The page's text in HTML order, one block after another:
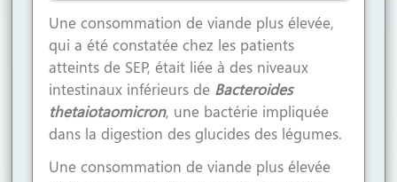
Une consommation de viande plus élevée,
qui a été constatée chez les patients
atteints de SEP, était liée à des niveaux
intestinaux inférieurs de Bacteroides
thetaiotaomicron, une bactérie impliquée
dans la digestion des glucides des légumes.
Une consommation de viande plus élevée